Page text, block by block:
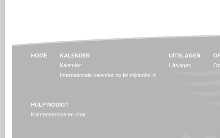
HOME
KALENDER
Kalender
Internationale kalender op fei.mijnknhs.nl
UITSLAGEN
Uitslagen
HULP NODIG?
Klantenservice en chat